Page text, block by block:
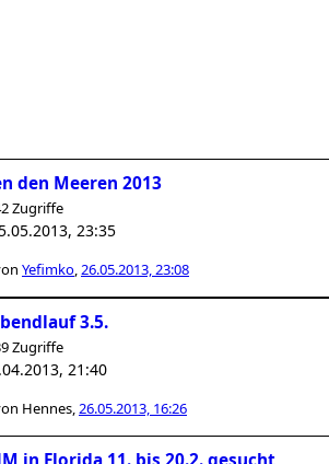
den Meeren 2013
Zugriffe
23:35
Yefimko,26.05.2013, 23:08
3.5.
Zugriffe
21:40
Hennes,26.05.2013, 16:26